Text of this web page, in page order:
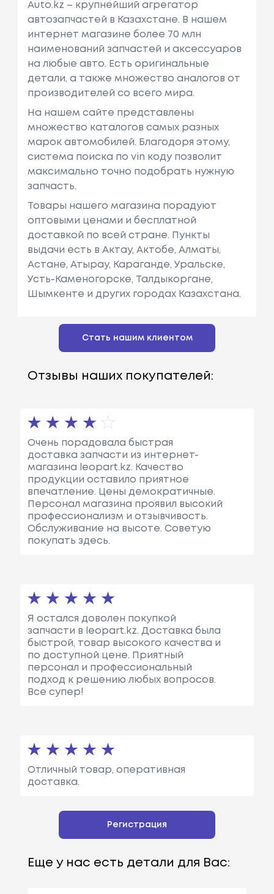
Ость: 120 Л.
С. / 88 КВт.
Peugeot 1007 (km_)
Объем: 1398
См3, Мощн
Peugeot 2008 I (cu_)
Объем: 1598
См3, Мощн
Ость: 120 Л.
С. / 88 КВт.
Peugeot
Partner Вэн (5_,
G_)
Объем: 1360
Ость: 73 Л.с.
/ 54 КВт.
Peugeot
Partner Автофур
Гон / Микроавт
Обус (5_, G_)
Объем: 1124
См3, Мощн
Auto.kz – крупнейший агрегатор
автозапчастей в Казахстане. В нашем
интернет магазине более 70 млн
наименований запчастей и аксессуаров
на любые авто. Есть оригинальные
детали, а также множество аналогов от
производителей со всего мира.
На нашем сайте представлены
множество каталогов самых разных
марок автомобилей. Благодоря этому,
система поиска по vin коду позволит
максимально точно подобрать нужную
запчасть.
Товары нашего магазина порадуют
оптовыми ценами и бесплатной
доставкой по всей стране. Пункты
выдачи есть в Актау, Актобе, Алматы,
Астане, Атырау, Караганде, Уральске,
Усть-Каменогорске, Талдыкоргане,
Шымкенте и других городах Казахстана.
Стать нашим клиентом
Отзывы наших покупателей:
Очень порадовала быстрая
доставка запчасти из интернет-
магазина leopart.kz. Качество
продукции оставило приятное
впечатление. Цены демократичные.
Персонал магазина проявил высокий
профессионализм и отзывчивость.
Обслуживание на высоте. Советую
покупать здесь.
Я остался доволен покупкой
запчасти в leopart.kz. Доставка была
быстрой, товар высокого качества и
по доступной цене. Приятный
персонал и профессиональный
подход к решению любых вопросов.
Все супер!
Отличный товар, оперативная
доставка.
Регистрация
Еще у нас есть детали для Вас: